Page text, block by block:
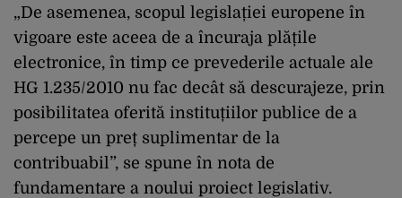
„De asemenea, scopul legislației europene în
vigoare este aceea de a încuraja plățile
electronice, în timp ce prevederile actuale ale
HG 1.235/2010 nu fac decât să descurajeze, prin
posibilitatea oferită instituțiilor publice de a
percepe un preț suplimentar de la
contribuabil”, se spune în nota de
fundamentare a noului proiect legislativ.